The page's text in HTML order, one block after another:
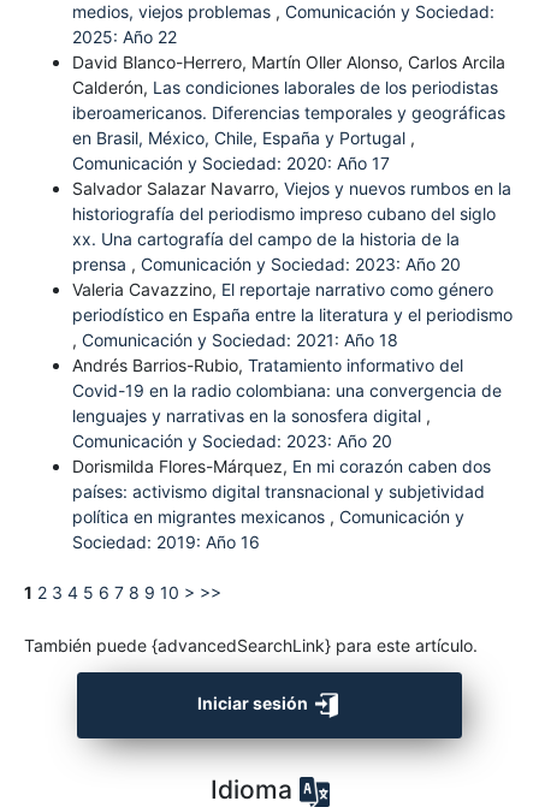
medios, viejos problemas , Comunicación y Sociedad:
2025: Año 22
David Blanco-Herrero, Martín Oller Alonso, Carlos Arcila
Calderón, Las condiciones laborales de los periodistas
iberoamericanos. Diferencias temporales y geográficas
en Brasil, México, Chile, España y Portugal ,
Comunicación y Sociedad: 2020: Año 17
Salvador Salazar Navarro, Viejos y nuevos rumbos en la
historiografía del periodismo impreso cubano del siglo
xx. Una cartografía del campo de la historia de la
prensa , Comunicación y Sociedad: 2023: Año 20
Valeria Cavazzino, El reportaje narrativo como género
periodístico en España entre la literatura y el periodismo
, Comunicación y Sociedad: 2021: Año 18
Andrés Barrios-Rubio, Tratamiento informativo del
Covid-19 en la radio colombiana: una convergencia de
lenguajes y narrativas en la sonosfera digital ,
Comunicación y Sociedad: 2023: Año 20
Dorismilda Flores-Márquez, En mi corazón caben dos
países: activismo digital transnacional y subjetividad
política en migrantes mexicanos , Comunicación y
Sociedad: 2019: Año 16
1 2 3 4 5 6 7 8 9 10 > >>
También puede {advancedSearchLink} para este artículo.
Iniciar sesión
Idioma